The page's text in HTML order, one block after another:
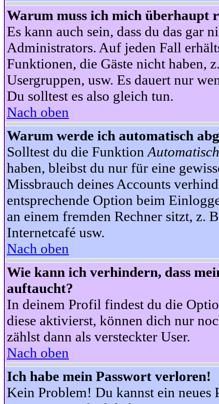
Warum muss ich mich überhaupt
Es kann auch sein, dass du das gar
Administrators. Auf jeden Fall
Funktionen, die Gäste nicht haben,
Usergruppen, usw. Es dauert nur
Du solltest es also gleich tun.
Nach oben
Warum werde ich automatisch
Solltest du die Funktion
haben, bleibst du nur für eine
Missbrauch deines Accounts
entsprechende Option beim
an einem fremden Rechner sitzt, z.
Internetcafé usw.
Nach oben
Wie kann ich verhindern, dass
auftaucht?
In deinem Profil findest du die
diese aktivierst, können dich nur
zählst dann als versteckter User.
Nach oben
Ich habe mein Passwort verloren!
Kein Problem! Du kannst ein neues